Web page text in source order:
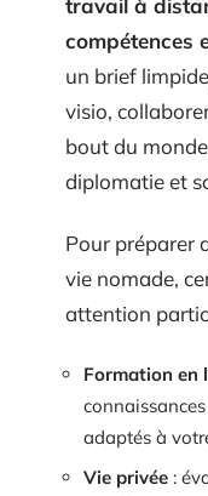
compétences
un brief
visio,
bout du
diplomatie et
Pour préparer
vie nomade,
attention
Formation en
adaptés à
Vie privée :